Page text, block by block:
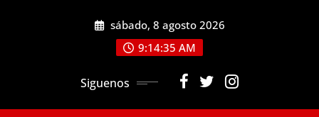
sábado, 8 agosto 2026
9:14:37 AM
Siguenos